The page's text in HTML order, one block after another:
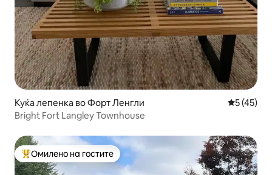
Куќа лепенка во Форт Ленгли Просечна
5 (45)
Bright Fort Langley Townhouse
Меѓу најуспешните „Омилени на гостите“
Омилено на гостите